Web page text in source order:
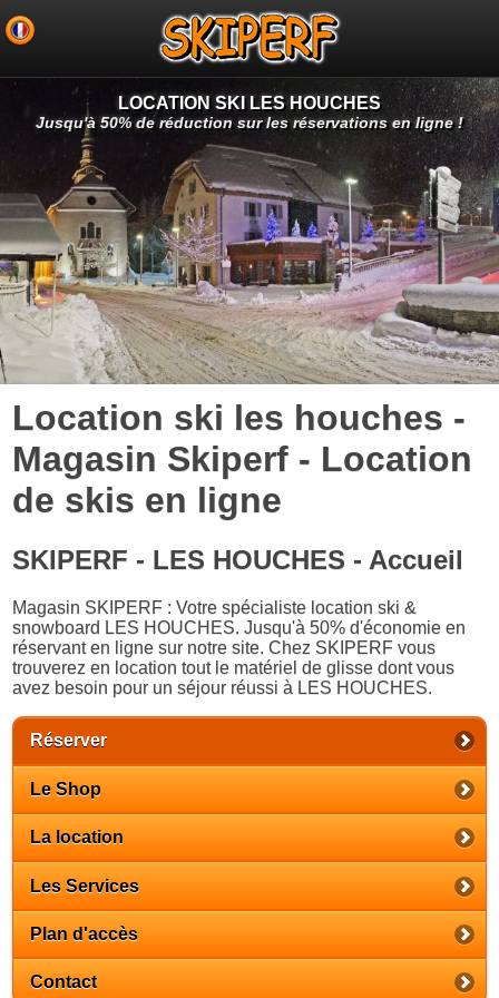
LOCATION SKI LES HOUCHES
Jusqu'à 50% de réduction sur les réservations en ligne !
Location ski les houches -
Magasin Skiperf - Location
de skis en ligne
SKIPERF - LES HOUCHES - Accueil
Magasin SKIPERF : Votre spécialiste location ski &
snowboard LES HOUCHES. Jusqu'à 50% d'économie en
réservant en ligne sur notre site. Chez SKIPERF vous
trouverez en location tout le matériel de glisse dont vous
avez besoin pour un séjour réussi à LES HOUCHES.
Réserver
Le Shop
La location
Les Services
Plan d'accès
Contact